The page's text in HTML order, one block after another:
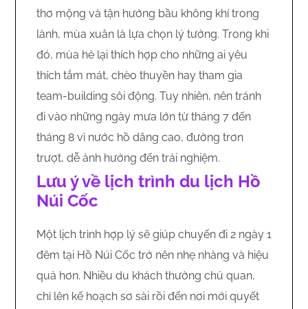
thơ mộng và tận hưởng bầu không khí trong
lành, mùa xuân là lựa chọn lý tưởng. Trong khi
đó, mùa hè lại thích hợp cho những ai yêu
thích tắm mát, chèo thuyền hay tham gia
team-building sôi động. Tuy nhiên, nên tránh
đi vào những ngày mưa lớn từ tháng 7 đến
tháng 8 vì nước hồ dâng cao, đường trơn
trượt, dễ ảnh hưởng đến trải nghiệm.
Lưu ý về lịch trình du lịch Hồ
Núi Cốc
Một lịch trình hợp lý sẽ giúp chuyến đi 2 ngày 1
đêm tại Hồ Núi Cốc trở nên nhẹ nhàng và hiệu
quả hơn. Nhiều du khách thường chủ quan,
chỉ lên kế hoạch sơ sài rồi đến nơi mới quyết